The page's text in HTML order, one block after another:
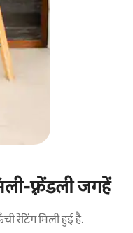
फ़्रेंडली जगहें
रेटिंग मिली हुई है.